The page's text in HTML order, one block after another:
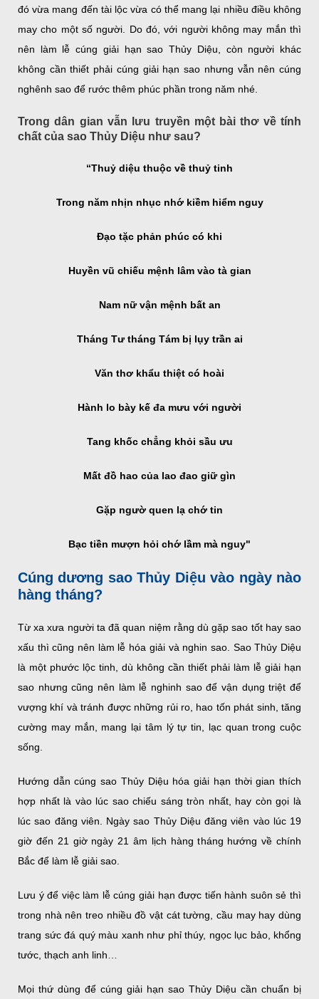
đó vừa mang đến tài lộc vừa có thể mang lại nhiều điều không
may cho một số người. Do đó, với người không may mắn thì
nên làm lễ cúng giải hạn sao Thủy Diệu, còn người khác
không cần thiết phải cúng giải hạn sao nhưng vẫn nên cúng
nghênh sao để rước thêm phúc phần trong năm nhé.
Trong dân gian vẫn lưu truyền một bài thơ về tính
chất của sao Thủy Diệu như sau?
“Thuỷ diệu thuộc về thuỷ tinh
Trong năm nhịn nhục nhớ kiềm hiểm nguy
Đạo tặc phản phúc có khi
Huyền vũ chiếu mệnh lâm vào tà gian
Nam nữ vận mệnh bất an
Tháng Tư tháng Tám bị lụy trần ai
Văn thơ khẩu thiệt có hoài
Hành lo bày kế đa mưu với người
Tang khốc chẳng khỏi sầu ưu
Mất đồ hao của lao đao giữ gìn
Gặp ngườ quen lạ chớ tin
Bạc tiền mượn hỏi chớ lầm mà nguy"
Cúng dương sao Thủy Diệu vào ngày nào
hàng tháng?
Từ xa xưa người ta đã quan niệm rằng dù gặp sao tốt hay sao
xấu thì cũng nên làm lễ hóa giải và nghin sao. Sao Thủy Diệu
là một phước lộc tinh, dù không cần thiết phải làm lễ giải hạn
sao nhưng cũng nên làm lễ nghinh sao để vận dụng triệt để
vượng khí và tránh được những rủi ro, hao tốn phát sinh, tăng
cường may mắn, mang lại tâm lý tự tin, lạc quan trong cuộc
sống.
Hướng dẫn cúng sao Thủy Diệu hóa giải hạn thời gian thích
hợp nhất là vào lúc sao chiếu sáng tròn nhất, hay còn gọi là
lúc sao đăng viên. Ngày sao Thủy Diệu đăng viên vào lúc 19
giờ đến 21 giờ ngày 21 âm lịch hàng tháng hướng về chính
Bắc để làm lễ giải sao.
Lưu ý để việc làm lễ cúng giải hạn được tiến hành suôn sẻ thì
trong nhà nên treo nhiều đồ vật cát tường, cầu may hay dùng
trang sức đá quý màu xanh như phỉ thúy, ngọc lục bảo, khổng
tước, thạch anh linh…
Mọi thứ dùng để cúng giải hạn sao Thủy Diệu cần chuẩn bị